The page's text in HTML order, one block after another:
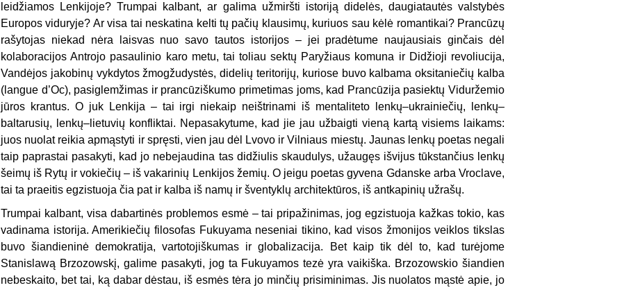
leidžiamos Lenkijoje? Trumpai kalbant, ar galima užmiršti istoriją didelės, daugiatautės valstybės
Europos viduryje? Ar visa tai neskatina kelti tų pačių klausimų, kuriuos sau kėlė romantikai? Prancūzų
rašytojas niekad nėra laisvas nuo savo tautos istorijos – jei pradėtume naujausiais ginčais dėl
kolaboracijos Antrojo pasaulinio karo metu, tai toliau sektų Paryžiaus komuna ir Didžioji revoliucija,
Vandėjos jakobinų vykdytos žmogžudystės, didelių teritorijų, kuriose buvo kalbama oksitaniečių kalba
(langue d’Oc), pasiglemžimas ir prancūziškumo primetimas joms, kad Prancūzija pasiektų Viduržemio
jūros krantus. O juk Len­kija – tai irgi niekaip neištrinami iš mentaliteto lenkų–ukrainiečių, lenkų–
baltarusių, lenkų–lietuvių konfliktai. Nepasakytume, kad jie jau užbaigti vieną kartą visiems laikams:
juos nuolat reikia apmąstyti ir spręsti, vien jau dėl Lvovo ir Vilniaus miestų. Jaunas lenkų poetas negali
taip paprastai pasakyti, kad jo nebejaudina tas didžiulis skaudulys, užaugęs išvijus tūkstančius lenkų
šeimų iš Rytų ir vokiečių – iš vakarinių Lenkijos žemių. O jeigu poetas gyvena Gdanske arba Vroclave,
tai ta praeitis egzistuoja čia pat ir kalba iš namų ir šventyklų architektūros, iš antkapinių užrašų.
Trumpai kalbant, visa dabartinės problemos esmė – tai pripažinimas, jog egzistuoja kažkas tokio, kas
vadinama istorija. Amerikiečių filosofas Fukuyama neseniai tikino, kad visos žmonijos veiklos tikslas
buvo šiandieninė demokratija, vartotojiškumas ir globalizacija. Bet kaip tik dėl to, kad turėjome
Stanislawą Brzozowskį, galime pasakyti, jog ta Fukuyamos tezė yra vaikiška. Brzozowskio šiandien
nebeskaito, bet tai, ką dabar dėstau, iš esmės tėra jo minčių prisiminimas. Jis nuolatos mąstė apie, jo